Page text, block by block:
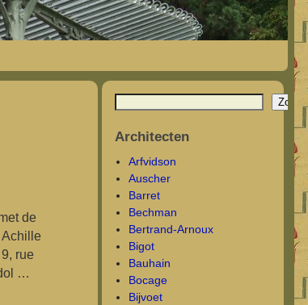
de
Achille
rue
…
Zoeken
Architecten
Arfvidson
Auscher
Barret
Bechman
Bertrand-Arnoux
Bigot
Bauhain
Bocage
Bijvoet